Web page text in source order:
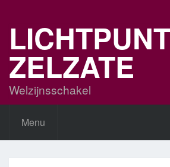
LICHTPUNT
ZELZATE
Welzijnsschakel
Menu